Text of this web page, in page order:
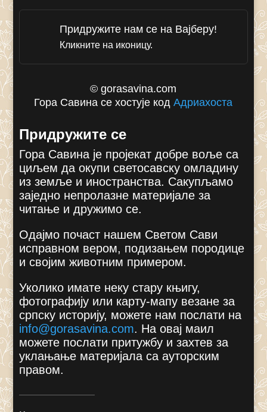
Придружите нам се на Вајберу!
Кликните на иконицу.
© gorasavina.com
Гора Савина се хостује кодАдриахоста
Придружите се
Гора Савина је пројекат добре воље са
циљем да окупи светосавску омладину
из земље и иностранства. Сакупљамо
заједно непролазне материјале за
читање и дружимо се.
Одајмо почаст нашем Светом Сави
исправном вером, подизањем породице
и својим животним примером.
Уколико имате неку стару књигу,
фотографију или карту-мапу везане за
српску историју, можете нам послати на
info@gorasavina.com. На овај маил
можете послати притужбу и захтев за
уклањање материјала са ауторским
правом.